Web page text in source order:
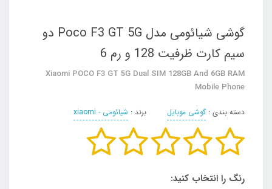
گوشی شیائومی مدل Poco F3 GT 5G دو
سیم‌ کارت ظرفیت 128 و رم 6
Xiaomi POCO F3 GT 5G Dual SIM 128GB And 6GB RAM
Mobile Phone
دسته بندی : گوشی موبایل برند : شیائومی - xiaomi
رنگ را انتخاب کنید: